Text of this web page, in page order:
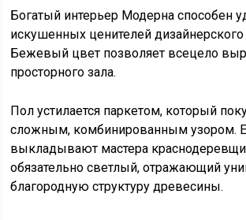
Богатый интерьер Модерна способен
искушенных ценителей дизайнерского
Бежевый цвет позволяет всецело
просторного зала.
Пол устилается паркетом, который
сложным, комбинированным узором.
выкладывают мастера
обязательно светлый, отражающий
благородную структуру древесины.